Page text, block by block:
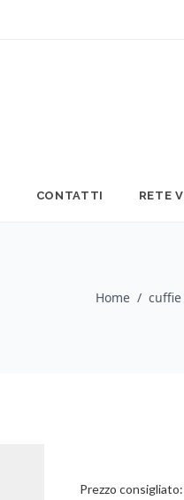
CONTATTI RETE
Home /
Prezzo consigliato: